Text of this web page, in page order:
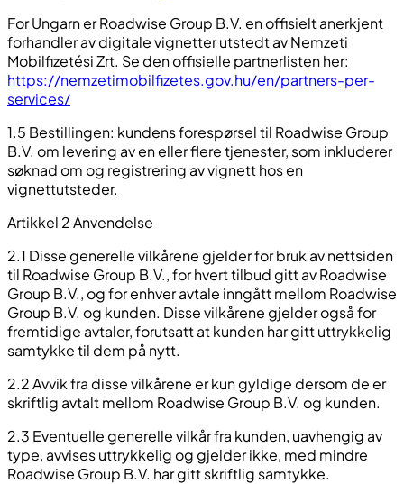
For Ungarn er Roadwise Group B.V. en offisielt anerkjent
forhandler av digitale vignetter utstedt av Nemzeti
Mobilfizetési Zrt. Se den offisielle partnerlisten her:
https://nemzetimobilfizetes.gov.hu/en/partners-per-
services/
1.5 Bestillingen: kundens forespørsel til Roadwise Group
B.V. om levering av en eller flere tjenester, som inkluderer
søknad om og registrering av vignett hos en
vignettutsteder.
Artikkel 2 Anvendelse
2.1 Disse generelle vilkårene gjelder for bruk av nettsiden
til Roadwise Group B.V., for hvert tilbud gitt av Roadwise
Group B.V., og for enhver avtale inngått mellom Roadwise
Group B.V. og kunden. Disse vilkårene gjelder også for
fremtidige avtaler, forutsatt at kunden har gitt uttrykkelig
samtykke til dem på nytt.
2.2 Avvik fra disse vilkårene er kun gyldige dersom de er
skriftlig avtalt mellom Roadwise Group B.V. og kunden.
2.3 Eventuelle generelle vilkår fra kunden, uavhengig av
type, avvises uttrykkelig og gjelder ikke, med mindre
Roadwise Group B.V. har gitt skriftlig samtykke.